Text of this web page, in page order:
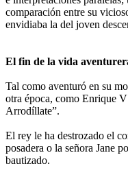
comparación entre su
envidiaba la del joven
El fin de la vida
Tal como aventuró en su
otra época, como Enrique
Arrodíllate”.
El rey le ha destrozado el
posadera o la señora Jane
bautizado.